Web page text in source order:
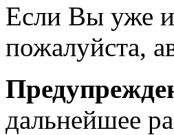
Если Вы уже
пожалуйста,
дальнейшее